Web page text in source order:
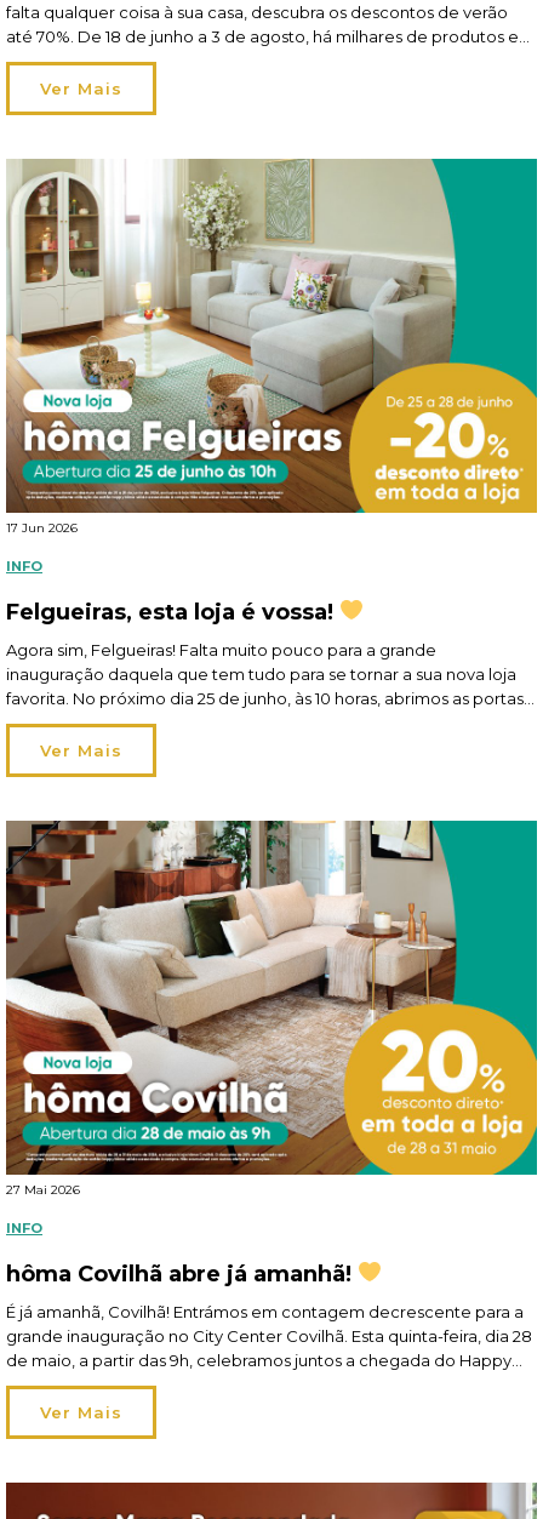
falta qualquer coisa à sua casa, descubra os descontos de verão
até 70%. De 18 de junho a 3 de agosto, há milhares de produtos em
saldos à sua espera nas lojas e em homa.pt! Frescos, leves e
irresistíveis Tão frescos como lençóis […]
Ver Mais
17 Jun 2026
INFO
Felgueiras, esta loja é vossa!
Agora sim, Felgueiras! Falta muito pouco para a grande
inauguração daquela que tem tudo para se tornar a sua nova loja
favorita. No próximo dia 25 de junho, às 10 horas, abrimos as portas
no Parque Comercial Felgueiras. E gostávamos mesmo muito de
contar com a sua presença! Talvez entre só por curiosidade… mas
vai […]
Ver Mais
27 Mai 2026
INFO
hôma Covilhã abre já amanhã!
É já amanhã, Covilhã! Entrámos em contagem decrescente para a
grande inauguração no City Center Covilhã. Esta quinta-feira, dia 28
de maio, a partir das 9h, celebramos juntos a chegada do Happy
Home Living à cidade! A sua nova loja hôma está cheia de ideias
felizes para a casa: são cerca de 1400 m2 de […]
Ver Mais